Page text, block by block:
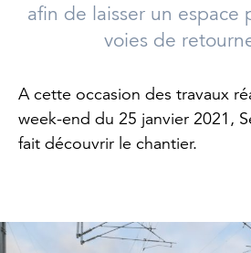
afin de laisser un espace
voies de
A cette occasion des travaux
week-end du 25 janvier 2021,
fait découvrir le chantier.